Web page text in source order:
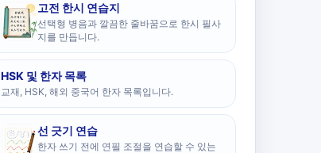
고전 한시 연습지
선택형 병음과 깔끔한 줄바꿈으로 한시 필사
지를 만듭니다.
HSK 및 한자 목록
교재, HSK, 해외 중국어 한자 목록입니다.
선 긋기 연습
한자 쓰기 전에 연필 조절을 연습할 수 있는